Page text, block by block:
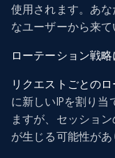
使用されます。あ
なユーザーから来て
ローテーション戦
リクエストごとの
に新しいIPを割り
ますが、セッショ
が生じる可能性があ